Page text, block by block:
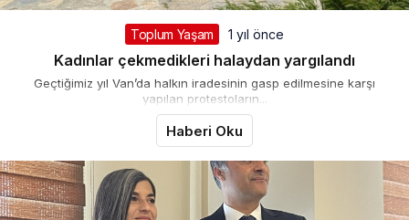
Toplum Yaşam 1 yıl önce
Kadınlar çekmedikleri halaydan yargılandı
Geçtiğimiz yıl Van’da halkın iradesinin gasp edilmesine karşı
yapılan protestoların...
Haberi Oku